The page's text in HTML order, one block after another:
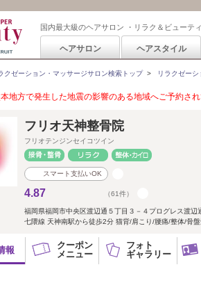
国内最大級のヘアサロン ・リラク＆ビューテ
ヘアサロン ヘアスタイル
クゼーション・マッサージサロン検索トップ> リラクゼー
本地方で発生した地震の影響のある地域へご予約さ
フリオ天神整骨院
フリオテンジンセイコツイン
スマート支払いOK
4.87 （61件）
福岡県福岡市中央区渡辺通５丁目３－４プログレス渡辺
七隈線 天神南駅から徒歩2分 猫背/肩こり/腰痛/整体/骨
報
クーポン
メニュー
フォト
ギャラリー